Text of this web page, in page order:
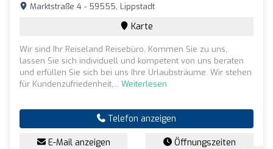
Marktstraße 4 - 59555, Lippstadt
Karte
Wir sind Ihr Reiseland Reisebüro. Kommen Sie zu uns,
lassen Sie sich individuell und kompetent von uns beraten
und erfüllen Sie sich bei uns Ihre Urlaubsträume. Wir stehen
für Kundenzufriedenheit,... Weiterlesen
Telefon anzeigen
E-Mail anzeigen Öffnungszeiten